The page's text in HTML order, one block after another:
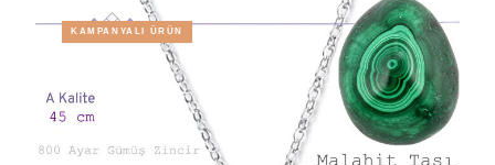
KAMPANYALI ÜRÜN